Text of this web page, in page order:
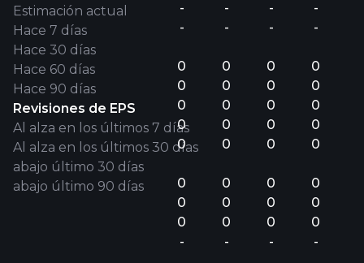
Estimación actual
Hace 7 días
Hace 30 días
Hace 60 días
Hace 90 días
Revisiones de EPS
Al alza en los últimos 7 días
Al alza en los últimos 30 días
abajo último 30 días
abajo último 90 días
-
-
0
0
0
0
0
0
0
0
-
-
-
0
0
0
0
0
0
0
0
-
-
-
0
0
0
0
0
0
0
0
-
-
-
0
0
0
0
0
0
0
0
-